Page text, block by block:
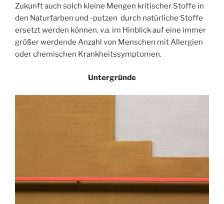
Zukunft auch solch kleine Mengen kritischer Stoffe in
den Naturfarben und -putzen durch natürliche Stoffe
ersetzt werden können, v.a. im Hinblick auf eine immer
größer werdende Anzahl von Menschen mit Allergien
oder chemischen Krankheitssymptomen.
Untergründe